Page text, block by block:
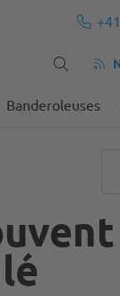
Banderoleuses